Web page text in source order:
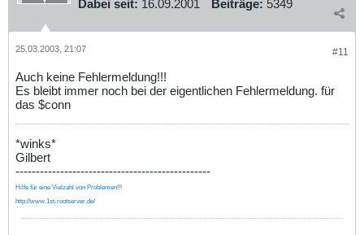
Dabei seit: 16.09.2001 Beiträge: 5349
#11
25.03.2003, 21:07
Auch keine Fehlermeldung!!!
Es bleibt immer noch bei der eigentlichen Fehlermeldung. für
das $conn
*winks*
Gilbert
------------------------------------------------
Hilfe für eine Vielzahl von Problemen!!!
http://www.1st-rootserver.de/